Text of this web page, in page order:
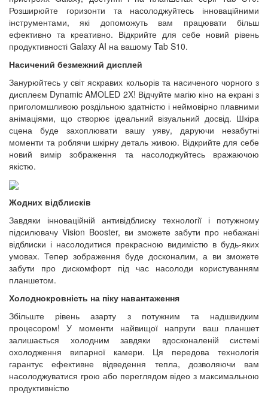
Розширюйте горизонти та насолоджуйтесь інноваційними
інструментами, які допоможуть вам працювати більш
ефективно та креативно. Відкрийте для себе новий рівень
продуктивності Galaxy AI на вашому Tab S10.
Насичений безмежний дисплей
Занурюйтесь у світ яскравих кольорів та насиченого чорного з
дисплеєм Dynamic AMOLED 2X! Відчуйте магію кіно на екрані з
приголомшливою роздільною здатністю і неймовірно плавними
анімаціями, що створює ідеальний візуальний досвід. Шкіра
сцена буде захоплювати вашу уяву, даруючи незабутні
моменти та роблячи шкірну деталь живою. Відкрийте для себе
новий вимір зображення та насолоджуйтесь вражаючою
якістю.
Жодних відблисків
Завдяки інноваційній антивідблиску технології і потужному
підсилювачу Vision Booster, ви зможете забути про небажані
відблиски і насолодитися прекрасною видимістю в будь-яких
умовах. Тепер зображення буде досконалим, а ви зможете
забути про дискомфорт під час насолоди користуванням
планшетом.
Холоднокровність на піку навантаження
Збільште рівень азарту з потужним та надшвидким
процесором! У моменти найвищої напруги ваш планшет
залишається холодним завдяки вдосконаленій системі
охолодження випарної камери. Ця передова технологія
гарантує ефективне відведення тепла, дозволяючи вам
насолоджуватися грою або переглядом відео з максимальною
продуктивністю